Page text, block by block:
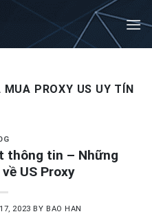
MUA PROXY US UY TÍN
thông tin – Những
US Proxy
2023 BY BAO HAN